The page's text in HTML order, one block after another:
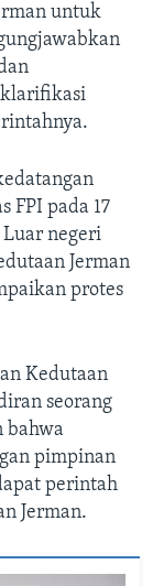
untuk
FPI pada 17
negeri
Jerman
protes
Kedutaan
seorang
bahwa
pimpinan
perintah
Jerman.